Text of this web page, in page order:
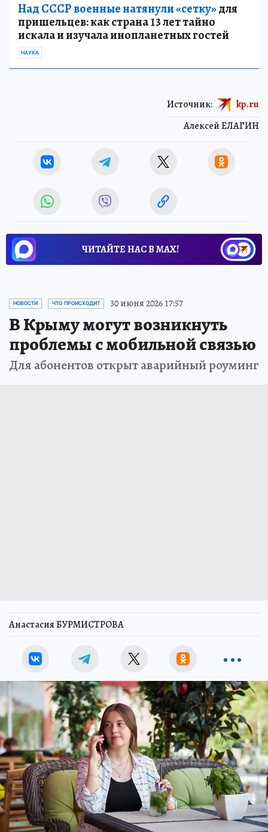
Над СССР военные натянули «сетку»для
пришельцев: как страна 13 лет тайно
искала и изучала инопланетных гостей
НАУКА
Алексей ЕЛАГИН
Источник: kp.ru
ЧИТАЙТЕ НАС В МАХ!
НОВОСТИ ЧТО ПРОИСХОДИТ 30 июня 2026 17:57
В Крыму могут возникнуть
проблемы с мобильной связью
Для абонентов открыт аварийный роуминг
Анастасия БУРМИСТРОВА